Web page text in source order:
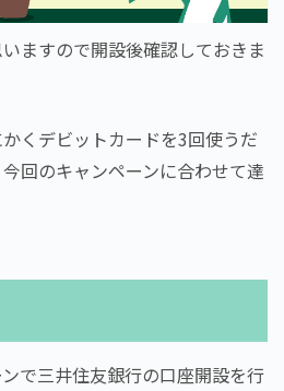
ますので開設後確認しておきま
くデビットカードを3回使うだ
回のキャンペーンに合わせて達
で三井住友銀行の口座開設を行